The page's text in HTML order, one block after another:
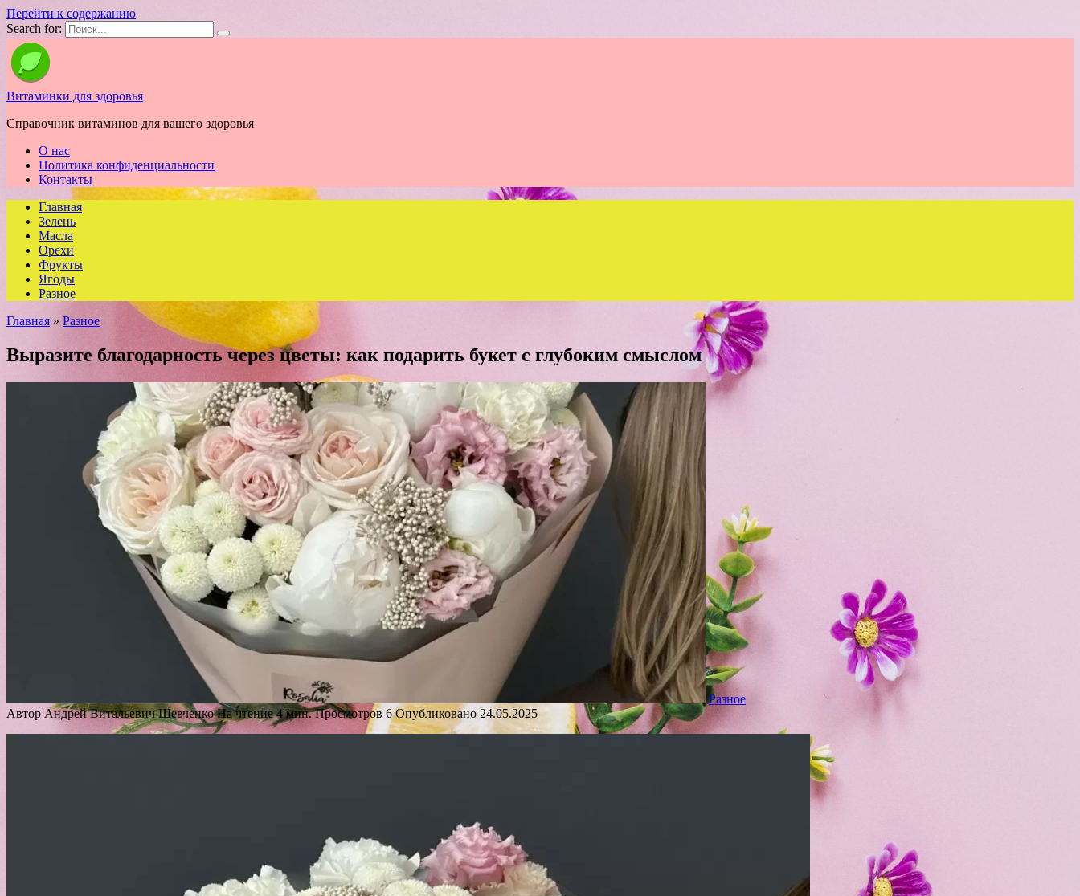
Перейти к содержанию
Search for:
Витаминки для здоровья
Справочник витаминов для вашего здоровья
О нас
Политика конфиденциальности
Контакты
Главная
Зелень
Масла
Орехи
Фрукты
Ягоды
Разное
Главная » Разное
Выразите благодарность через цветы: как подарить букет с глубоким смыслом
Разное
Автор Андрей Витальевич Шевченко На чтение4 мин. Просмотров 6 Опубликовано 24.05.2025